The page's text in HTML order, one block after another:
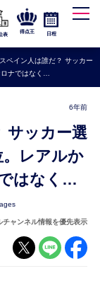
表
得点王 日程
ペイン人は誰だ？ サッカー
ナではなく…
6年前
レアルか
はなく…
ャンネル情報を優先表示